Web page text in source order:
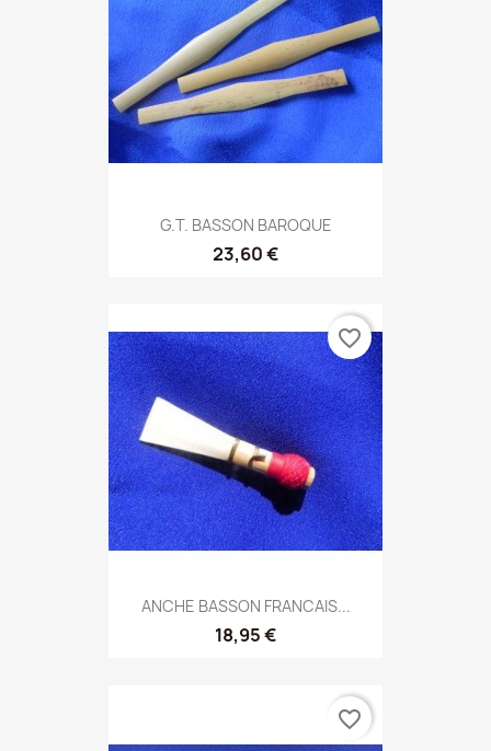
G.T. BASSON BAROQUE
23,60 €
ANCHE BASSON FRANCAIS...
18,95 €
favorite_border
favorite_border